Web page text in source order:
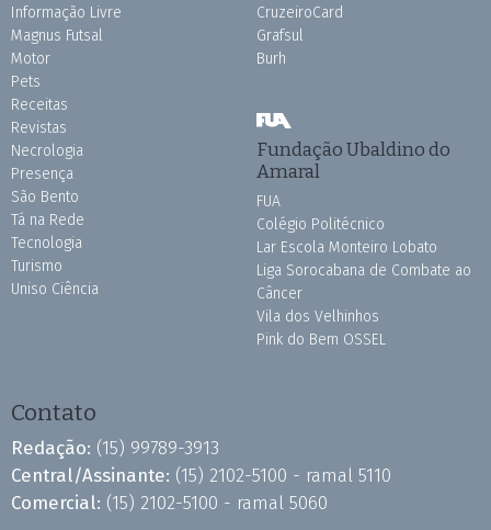
Informação Livre
Magnus Futsal
Motor
Pets
Receitas
Revistas
Necrologia
Presença
São Bento
Tá na Rede
Tecnologia
Turismo
Uniso Ciência
CruzeiroCard
Grafsul
Burh
Fundação Ubaldino do
Amaral
FUA
Colégio Politécnico
Lar Escola Monteiro Lobato
Liga Sorocabana de Combate ao
Câncer
Vila dos Velhinhos
Pink do Bem OSSEL
Contato
Redação: (15) 99789-3913
Central/Assinante: (15) 2102-5100 - ramal 5110
Comercial: (15) 2102-5100 - ramal 5060